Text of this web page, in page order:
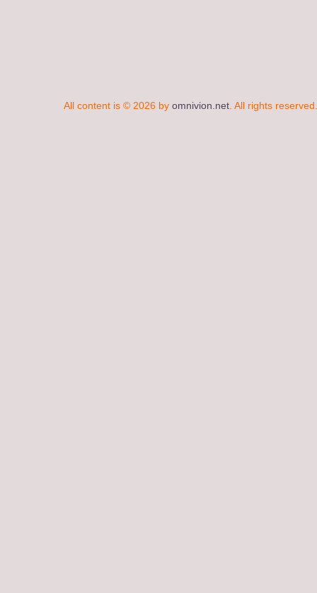
All content is © 2026 by omnivion.net . All rights reserved.